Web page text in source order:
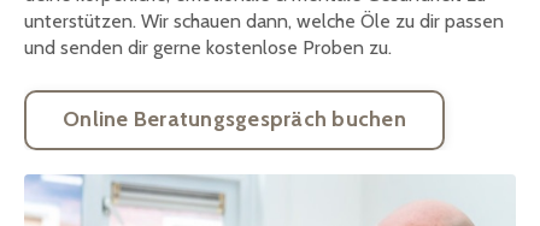
unterstützen. Wir schauen dann, welche Öle zu dir passen
und senden dir gerne kostenlose Proben zu.
Online Beratungsgespräch buchen